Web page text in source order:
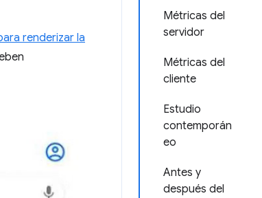
Métricas del
servidor
Métricas del
cliente
Estudio
contemporán
eo
Antes y
después del
renderizar la